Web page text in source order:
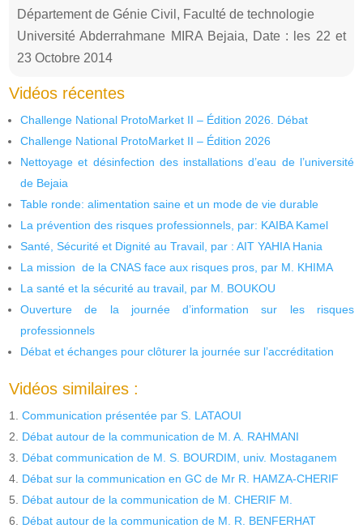
Département de Génie Civil, Faculté de technologie
Université Abderrahmane MIRA Bejaia, Date : les 22 et
23 Octobre 2014
Vidéos récentes
Challenge National ProtoMarket II – Édition 2026. Débat
Challenge National ProtoMarket II – Édition 2026
Nettoyage et désinfection des installations d’eau de l’université
de Bejaia
Table ronde: alimentation saine et un mode de vie durable
La prévention des risques professionnels, par: KAIBA Kamel
Santé, Sécurité et Dignité au Travail, par : AIT YAHIA Hania
La mission de la CNAS face aux risques pros, par M. KHIMA
La santé et la sécurité au travail, par M. BOUKOU
Ouverture de la journée d’information sur les risques
professionnels
Débat et échanges pour clôturer la journée sur l’accréditation
Vidéos similaires :
Communication présentée par S. LATAOUI
Débat autour de la communication de M. A. RAHMANI
Débat communication de M. S. BOURDIM, univ. Mostaganem
Débat sur la communication en GC de Mr R. HAMZA-CHERIF
Débat autour de la communication de M. CHERIF M.
Débat autour de la communication de M. R. BENFERHAT